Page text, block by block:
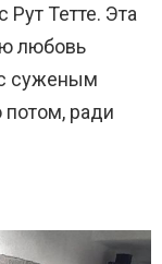
Тетте. Эта
любовь
суженым
потом, ради